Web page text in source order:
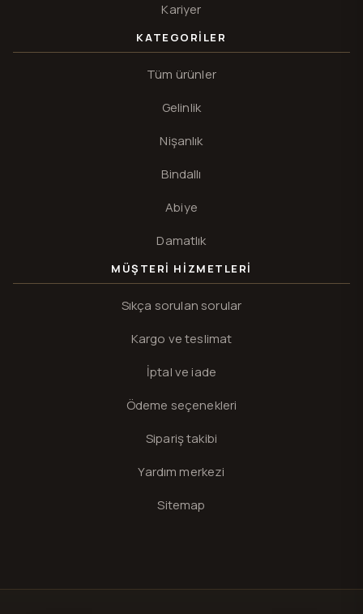
Kariyer
KATEGORILER
Tüm ürünler
Gelinlik
Nişanlık
Bindallı
Abiye
Damatlık
MÜŞTERI HIZMETLERI
Sıkça sorulan sorular
Kargo ve teslimat
İptal ve iade
Ödeme seçenekleri
Sipariş takibi
Yardım merkezi
Sitemap